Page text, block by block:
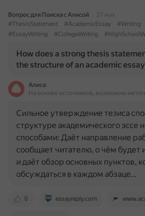
Вопрос для Поиска с Алисой
27 мая
#ThesisStatement
#AcademicEssay #Writing
#EssayWriting
#CollegeWriting
How does a strong thesis
the structure of an academic
Алиса
На основе источников, возможны
0 essayreply.com
Сильное утверждение тезиса
структуре академического эссе
способами: Даёт направление
сообщает читателю, о чём будет
и даёт обзор основных пунктов,
обсуждаться в каждом абзаце…